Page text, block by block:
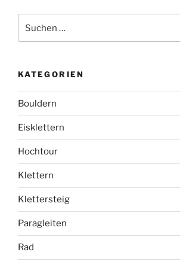
nach:
KATEGORIEN
Bouldern
Eisklettern
Hochtour
Klettern
Klettersteig
Paragleiten
Rad